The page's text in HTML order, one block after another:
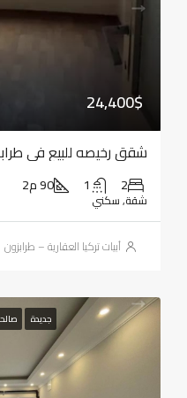
24,400$
شقق رخيصه للبيع في
2
1 90 م2
شقة, سكني
أبيات تركيا العقارية – طرابزون
جديدة